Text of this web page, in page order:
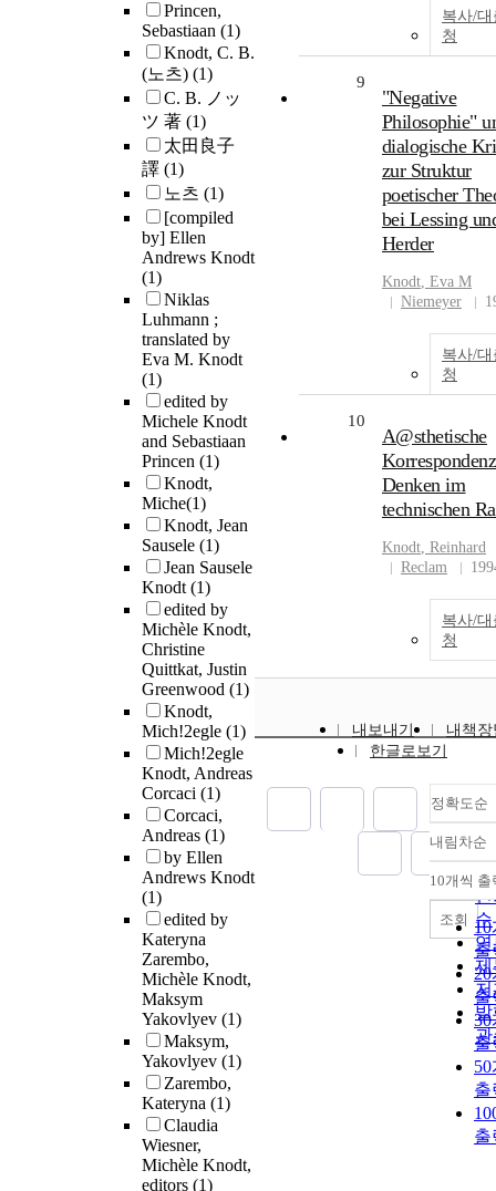
Princen,
Sebastiaan (1)
Knodt, C. B.
(노츠) (1)
C. B. ノッ
ツ 著 (1)
太田良子
譯 (1)
노츠 (1)
[compiled
by] Ellen
Andrews Knodt
(1)
Niklas
Luhmann ;
translated by
Eva M. Knodt
(1)
edited by
Michele Knodt
and Sebastiaan
Princen (1)
Knodt,
Miche(1)
Knodt, Jean
Sausele (1)
Jean Sausele
Knodt(1)
edited by
Michèle Knodt,
Christine
Quittkat, Justin
Greenwood (1)
Knodt,
Mich!2egle (1)
Mich!2egle
Knodt, Andreas
Corcaci (1)
Corcaci,
Andreas (1)
by Ellen
Andrews Knodt
(1)
edited by
Kateryna
Zarembo,
Michèle Knodt,
Maksym
Yakovlyev (1)
Maksym,
Yakovlyev (1)
Zarembo,
Kateryna (1)
Claudia
Wiesner,
Michèle Knodt,
editors (1)
복사/
청
9
"Negative
Philosophie"
dialogische
zur Struktur
poetischer
bei Lessing
Herder
Knodt, Eva M
Niemeyer
복사/
청
10
A@sthetische
Denken im
technischen
Knodt, Reinhard
Reclam
복사/
청
내보내기
내책
한글로보기
정확도순
정
순
인
순
연
제
발
내림차순
10개씩 출
출
20
출
30
출
출
출
조회